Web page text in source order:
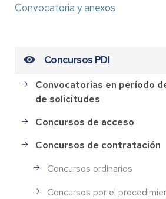
Convocatoria y anexos
Concursos PDI
Convocatorias en período
de solicitudes
Concursos de acceso
Concursos de contratación
Concursos ordinarios
Concursos por el